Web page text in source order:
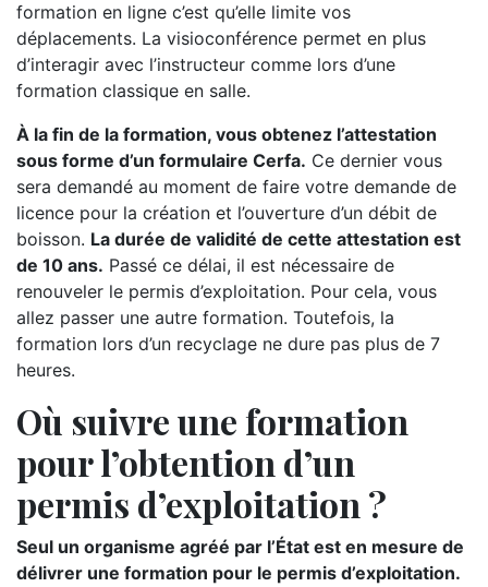
formation en ligne c’est qu’elle limite vos
déplacements. La visioconférence permet en plus
d’interagir avec l’instructeur comme lors d’une
formation classique en salle.
À la fin de la formation, vous obtenez l’attestation
sous forme d’un formulaire Cerfa. Ce dernier vous
sera demandé au moment de faire votre demande de
licence pour la création et l’ouverture d’un débit de
boisson. La durée de validité de cette attestation est
de 10 ans. Passé ce délai, il est nécessaire de
renouveler le permis d’exploitation. Pour cela, vous
allez passer une autre formation. Toutefois, la
formation lors d’un recyclage ne dure pas plus de 7
heures.
Où suivre une formation
pour l’obtention d’un
permis d’exploitation ?
Seul un organisme agréé par l’État est en mesure de
délivrer une formation pour le permis d’exploitation.